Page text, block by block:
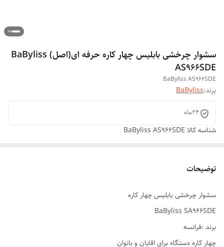
سشوار چرخشی بابلیس چهار کاره حرفه ای(اصل) BaByliss
AS966SDE
BaByliss AS966SDE
برند:BaByliss
۲۴ماه
شناسه کالا BaByliss AS966SDE
توضیحات
سشوار چرخشی بابلیس چهار کاره
BaByliss SA966SDE
برند :فرانسه
چهار کاره دستگاه برای اقایان و بانوان